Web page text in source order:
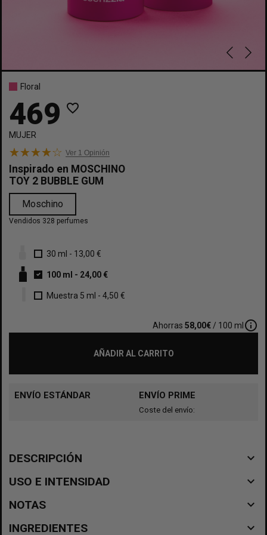
Floral
469 favorite_border
MUJER
Ver 1 Opinión
Inspirado en MOSCHINO
TOY 2 BUBBLE GUM
Moschino
Vendidos 328 perfumes
30 ml - 13,00 €
100 ml - 24,00 €
Muestra 5 ml - 4,50 €
Ahorras 58,00€ / 100 mlinfo_outline
AÑADIR AL CARRITO
ENVÍO ESTÁNDAR ENVÍO PRIME
Coste del envío:
DESCRIPCIÓN navigate_before
USO E INTENSIDAD navigate_before
NOTAS navigate_before
INGREDIENTES navigate_before